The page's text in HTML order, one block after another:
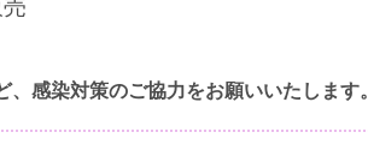
感染対策のご協力をお願いいたします。